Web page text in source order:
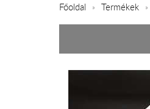
Főoldal Termékek